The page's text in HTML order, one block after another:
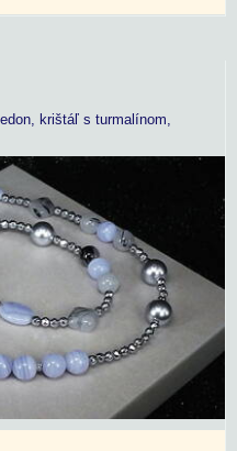
krištáľ s turmalínom,